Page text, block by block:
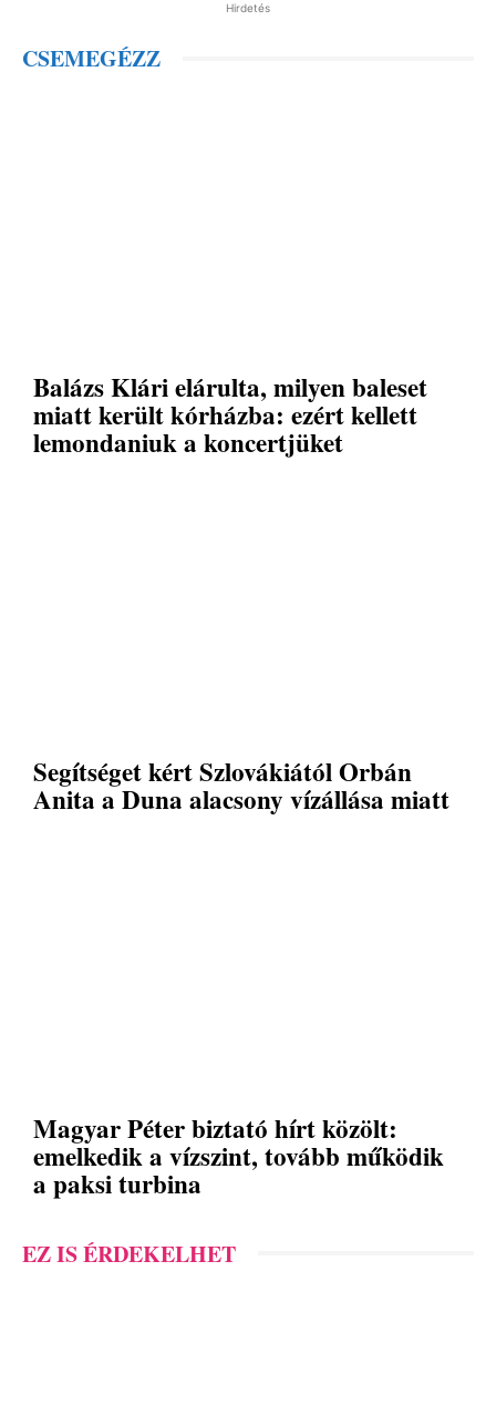
Hirdetés
CSEMEGÉZZ
Balázs Klári elárulta, milyen baleset
miatt került kórházba: ezért kellett
lemondaniuk a koncertjüket
Segítséget kért Szlovákiától Orbán
Anita a Duna alacsony vízállása miatt
Magyar Péter biztató hírt közölt:
emelkedik a vízszint, tovább működik
a paksi turbina
EZ IS ÉRDEKELHET